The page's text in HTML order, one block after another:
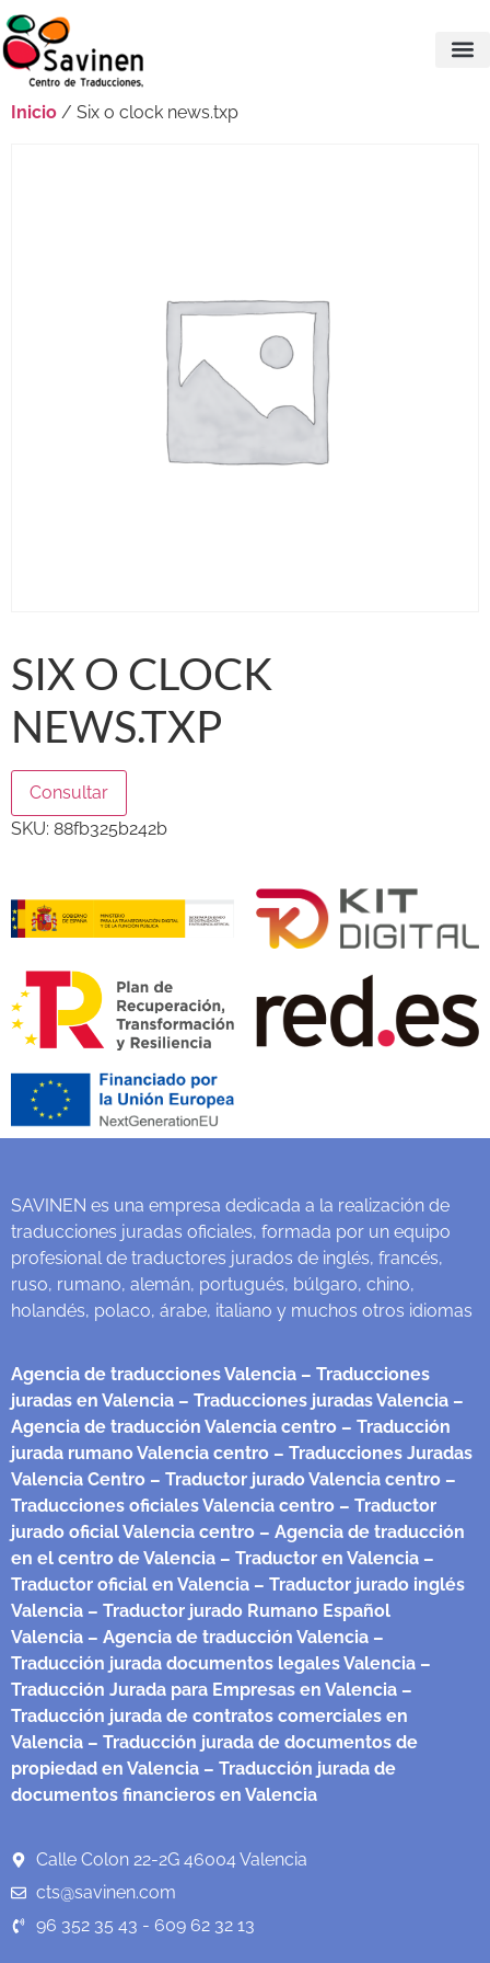
Inicio / Six o clock news.txp
SIX O CLOCK
NEWS.TXP
Consultar
SKU: 88fb325b242b
SAVINEN es una empresa dedicada a la realización de
traducciones juradas oficiales, formada por un equipo
profesional de traductores jurados de inglés, francés,
ruso, rumano, alemán, portugués, búlgaro, chino,
holandés, polaco, árabe, italiano y muchos otros idiomas
Agencia de traducciones Valencia – Traducciones
juradas en Valencia – Traducciones juradas Valencia –
Agencia de traducción Valencia centro – Traducción
jurada rumano Valencia centro – Traducciones Juradas
Valencia Centro – Traductor jurado Valencia centro –
Traducciones oficiales Valencia centro – Traductor
jurado oficial Valencia centro – Agencia de traducción
en el centro de Valencia – Traductor en Valencia –
Traductor oficial en Valencia – Traductor jurado inglés
Valencia – Traductor jurado Rumano Español
Valencia – Agencia de traducción Valencia –
Traducción jurada documentos legales Valencia –
Traducción Jurada para Empresas en Valencia –
Traducción jurada de contratos comerciales en
Valencia – Traducción jurada de documentos de
propiedad en Valencia – Traducción jurada de
documentos financieros en Valencia
Calle Colon 22-2G 46004 Valencia
cts@savinen.com
96 352 35 43 - 609 62 32 13